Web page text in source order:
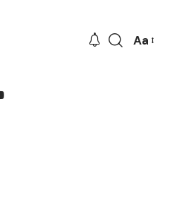
Font
Aa